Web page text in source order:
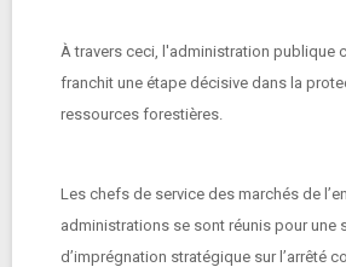
À travers ceci, l'administration publique
franchit une étape décisive dans la
ressources forestières.
Les chefs de service des marchés de
administrations se sont réunis pour une
d’imprégnation stratégique sur l’arrêté